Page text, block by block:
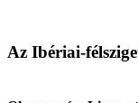
Az Ibériai-